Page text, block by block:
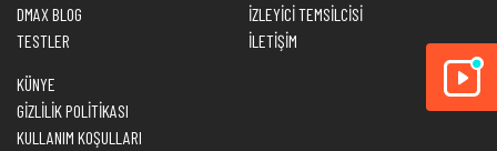
DMAX BLOG
TESTLER
İZLEYİCİ TEMSİLCİSİ
İLETİŞİM
KÜNYE
GİZLİLİK POLİTİKASI
KULLANIM KOŞULLARI